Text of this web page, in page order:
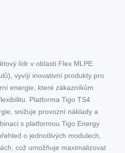
lídr v oblasti Flex MLPE
vyvíjí inovativní produkty pro
energie, které zákazníkům
Platforma Tigo TS4
snižuje provozní náklady a
s platformou Tigo Energy
o jednotlivých modulech,
což umožňuje maximalizovat